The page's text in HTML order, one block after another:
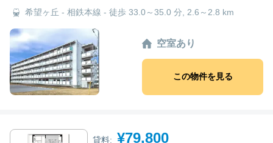
希望ヶ丘 - 相鉄本線 - 徒歩 33.0～35.0 分, 2.6～2.8 km
空室あり
この物件を見る
貸料: ¥79,800